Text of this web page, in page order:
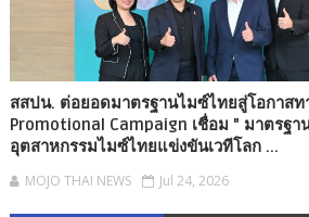
สสปน. ต่อยอดมาตรฐานไมซ์ไทยสู่โอกาสท
Promotional Campaign เชื่อม " มาตรฐา
อุตสาหกรรมไมซ์ไทยแข่งขันเวทีโลก ...
MOJO THAI NEWS Jul 24, 2026